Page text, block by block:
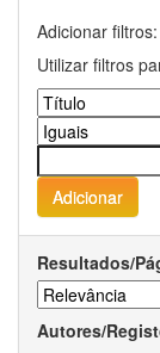
Adicionar filtros:
Utilizar filtros
Resultados/
Autores/